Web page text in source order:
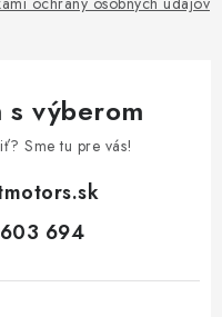
s výberom
Sme tu pre vás!
694